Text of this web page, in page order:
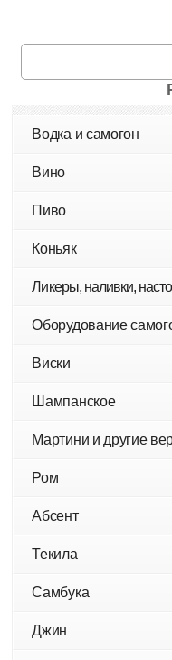
Водка и самогон
Вино
Пиво
Коньяк
Ликеры, наливки,
Оборудование
Виски
Шампанское
Мартини и другие
Ром
Абсент
Текила
Самбука
Джин